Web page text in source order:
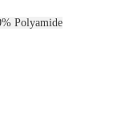
Polyamide